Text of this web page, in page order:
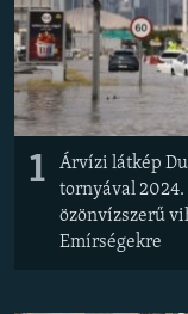
EURÓPAI UNIÓ
VILÁG
KLÍMAVÁLTOZÁS
A MÚLT
KÖVESSEN MINKET!
1
Árvízi látkép
tornyával 2024.
özönvízszerű
Emírségekre